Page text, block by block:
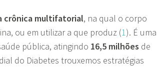
crônica multifatorial, na qual o corpo
ou em utilizar a que produz (1). É uma
pública, atingindo 16,5 milhões de
do Diabetes trouxemos estratégias